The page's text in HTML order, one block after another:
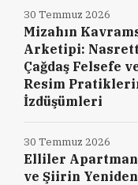
Mizahın
Arketipi:
Çağdaş Felsefe
Resim
İzdüşümleri
30 Temmuz 2026
Elliler
ve Şiirin Yeniden
30 Temmuz 2026